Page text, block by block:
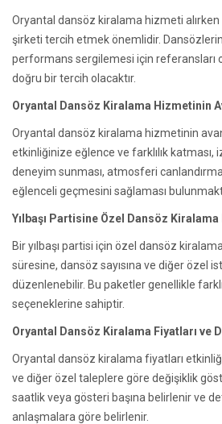
Oryantal dansöz kiralama hizmeti
şirketi tercih etmek önemlidir.
performans sergilemesi için referansları
doğru bir tercih olacaktır.
Oryantal Dansöz Kiralama Hizmetinin
Oryantal dansöz kiralama hizmetinin
etkinliğinize eğlence ve farklılık
deneyim sunması, atmosferi
eğlenceli geçmesini sağlaması
Yılbaşı Partisine Özel Dansöz
Bir yılbaşı partisi için özel dansöz
süresine, dansöz sayısına ve diğer özel
düzenlenebilir. Bu paketler genellikle
seçeneklerine sahiptir.
Oryantal Dansöz Kiralama Fiyatları ve
Oryantal dansöz kiralama fiyatları
ve diğer özel taleplere göre değişiklik
saatlik veya gösteri başına belirlenir ve
anlaşmalara göre belirlenir.